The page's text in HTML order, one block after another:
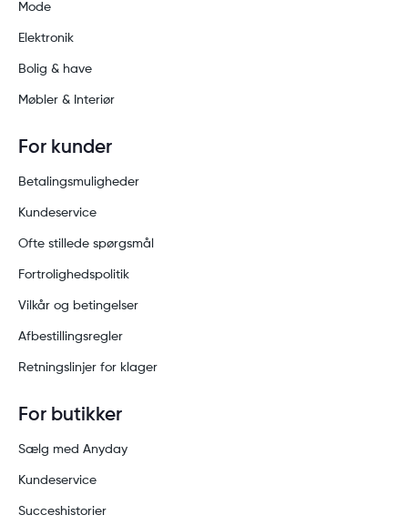
Mode
Elektronik
Bolig & have
Møbler & Interiør
For kunder
Betalingsmuligheder
Kundeservice
Ofte stillede spørgsmål
Fortrolighedspolitik
Vilkår og betingelser
Afbestillingsregler
Retningslinjer for klager
For butikker
Sælg med Anyday
Kundeservice
Succeshistorier